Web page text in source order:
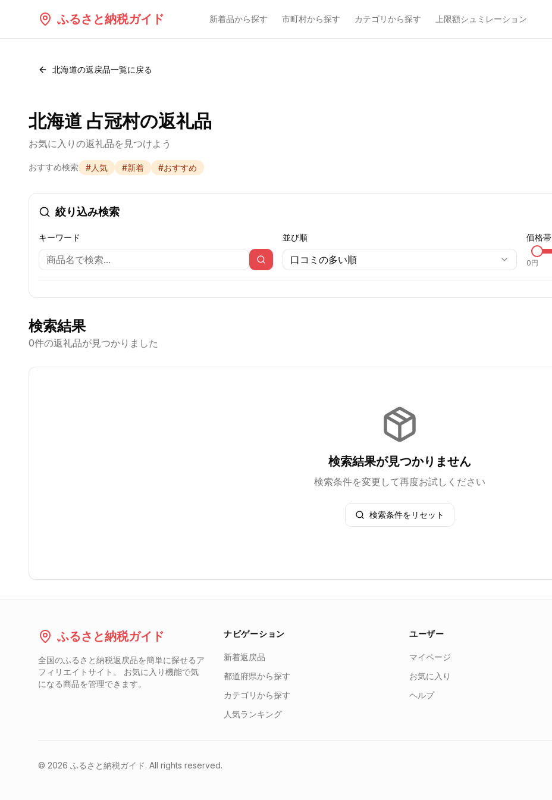
ふるさと納税ガイド 新着品から探す 市町村から探す カテゴリから探す 上限額シュミレーション
北海道の返戻品一覧に戻る
北海道 占冠村の返礼品
お気に入りの返礼品を見つけよう
おすすめ検索 #人気 #新着 #おすすめ
絞り込み検索
キーワード 並び順
口コミの多い順
価格帯
0円
検索結果
0件の返礼品が見つかりました
検索結果が見つかりません
検索条件を変更して再度お試しください
検索条件をリセット
ふるさと納税ガイド
全国のふるさと納税返戻品を簡単に探せるア
フィリエイトサイト。 お気に入り機能で気
になる商品を管理できます。
ナビゲーション
新着返戻品
都道府県から探す
カテゴリから探す
人気ランキング
ユーザー
マイページ
お気に入り
ヘルプ
© 2026 ふるさと納税ガイド. All rights reserved.